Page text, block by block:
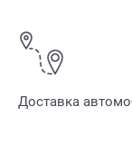
Доставка